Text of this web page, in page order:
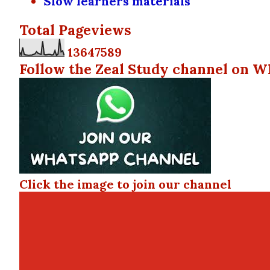
Total Pageviews
13647589
Follow the Zeal Study channel on
Click the image to join our channel